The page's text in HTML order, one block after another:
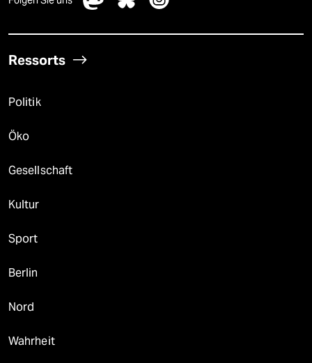
Ressorts
Politik
Öko
Gesellschaft
Kultur
Sport
Berlin
Nord
Wahrheit